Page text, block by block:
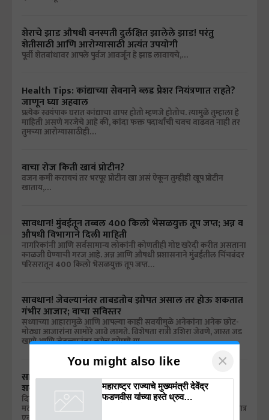
शेराचे झाड औषधी वनस्पती दुर्लक्षित झालेले झाड! परंतु
शेतीसाठी आणि आरोग्यासाठी अत्यंत उपयोगी
पूर्वी शेतबांधावर आपले पुर्वज आवर्जून हे झाड लावायचे,…
Health Tips: कांद्याच्या सेवनाने ब्लड प्रेशर नियंत्रणात राहते?
जाणून घ्या अहवाल
प्रत्येक स्वयंपाक घरात कांद्याचा वापर होतो म्हणजे होतोच. त्यामुळे तुम्हाला हे
माहिती असणे गरजेचे आहे की, कांदा फक्त पदार्थांची चवच वाढवत नाही तर
तुमच्या आरोग्यासाठीही…
वाचा रोज किती खावं प्रोटीन?
वजन कमी करायचं तर भरपूर प्रोटीन खा असं ऐकून तुम्हीही खूप प्रोटीन
खाताय,…
सावधान! मुंबईतून तब्बल 400 किलो भेसळयुक्त तूप जप्त; अन्न व
औषधी विभागाने दिली माहिती
नागरिकांनी आणि सर्वसामान्य लोकांनी कोणतीही गोष्ट खरेदी करीत असताना
काळजी घेण्याची गरज आहे. अन्न आणि औषधी प्रशासनाने मुंबईतील चिंचबंदर
परिसरातून 400 किलो भेसळयुक्त तूप जप्त…
सावधान! जेवल्यानंतर ताबडतोब झोपत असाल तर होऊ शकतात
गंभीर आजार; वाचा सविस्तर
सध्याच्या आहारामुळे आणि आपल्या काही सवयीमुळे अनेकांना अनेक छोट-
मोठ्या आजारांना सामोरे जावे लागते. विशेषता रात्री उशिरा जेवणे, जास्त जड
खाणे आणि जेवल्यानंतर लगेच झोपणे या…
सावधान! दिवाळीचा फराळ वर्तमानपत्रावर ठेवू नका; होऊ
शकतात गंभीर आजार, जाणून घ्या
दिवाळी म्हंटल्यावर फराळ आलाच. यासाठी चकल्या, करंज्या, शंकरपाळी,
मठरी, शेव तयार करण्यासाठी अगदी उत्तम दर्जेच्या वस्तू वापरल्या जातात. मात्र
You might also like ×
महाराष्ट्र राज्याचे मुख्यमंत्री देवेंद्र
फडणवीस यांच्या हस्ते ध्रुव